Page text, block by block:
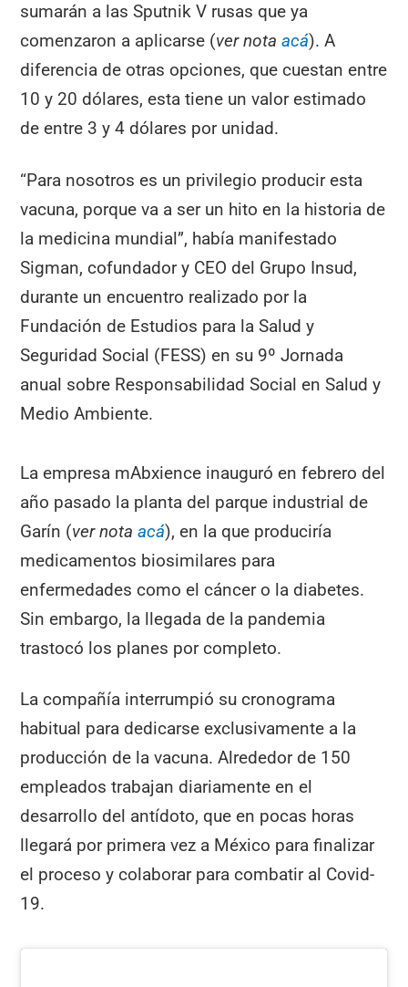
sumarán a las Sputnik V rusas que ya
comenzaron a aplicarse (ver notaacá). A
diferencia de otras opciones, que cuestan entre
10 y 20 dólares, esta tiene un valor estimado
de entre 3 y 4 dólares por unidad.
“Para nosotros es un privilegio producir esta
vacuna, porque va a ser un hito en la historia de
la medicina mundial”, había manifestado
Sigman, cofundador y CEO del Grupo Insud,
durante un encuentro realizado por la
Fundación de Estudios para la Salud y
Seguridad Social (FESS) en su 9º Jornada
anual sobre Responsabilidad Social en Salud y
Medio Ambiente.
La empresa mAbxience inauguró en febrero del
año pasado la planta del parque industrial de
Garín (ver notaacá), en la que produciría
medicamentos biosimilares para
enfermedades como el cáncer o la diabetes.
Sin embargo, la llegada de la pandemia
trastocó los planes por completo.
La compañía interrumpió su cronograma
habitual para dedicarse exclusivamente a la
producción de la vacuna. Alrededor de 150
empleados trabajan diariamente en el
desarrollo del antídoto, que en pocas horas
llegará por primera vez a México para finalizar
el proceso y colaborar para combatir al Covid-
19.